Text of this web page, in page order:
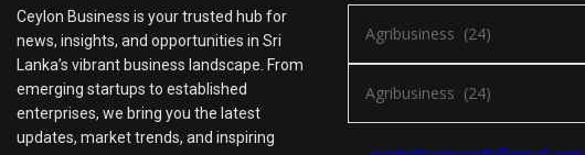
Ceylon Business is your trusted hub for
news, insights, and opportunities in Sri
Lanka’s vibrant business landscape. From
emerging startups to established
enterprises, we bring you the latest
updates, market trends, and inspiring